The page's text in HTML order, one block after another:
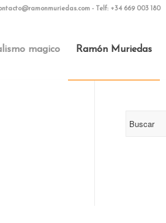
- Telf: +34 669 003 180
magico Ramón Muriedas